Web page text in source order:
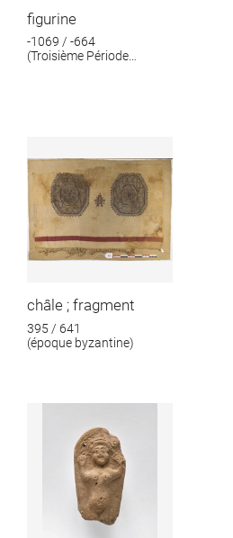
figurine
-1069 / -664
(Troisième Période
châle ; fragment
395 / 641
(époque byzantine)